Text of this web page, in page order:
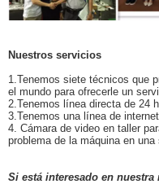
Nuestros servicios
1.Tenemos siete técnicos que
el mundo para ofrecerle un
2.Tenemos línea directa de 24
3.Tenemos una línea de
4. Cámara de video en taller
problema de la máquina en una
Si está interesado en